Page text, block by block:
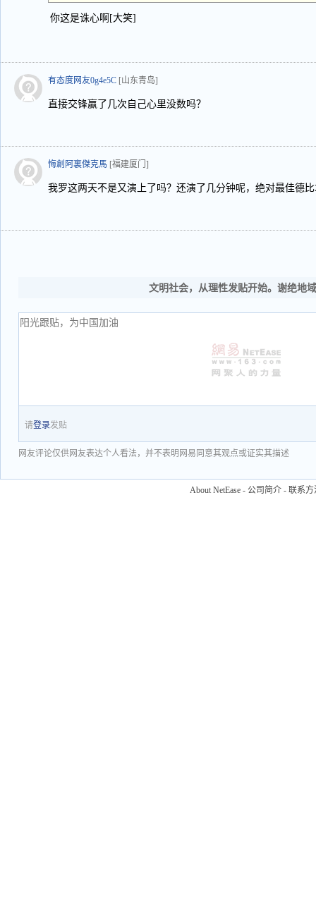
你这是诛心啊[大笑]
有态度网友0g4e5C [山东青岛]
直接交锋赢了几次自己心里没数吗？
悔創阿裏傑克馬 [福建厦门]
我罗这两天不是又演上了吗？还演了几分钟呢，绝对最佳德
文明社会，从理性发贴开始。谢绝地
请登录发贴
网友评论仅供网友表达个人看法，并不表明网易同意其观点或证实其描述
About NetEase - 公司简介 - 联系方